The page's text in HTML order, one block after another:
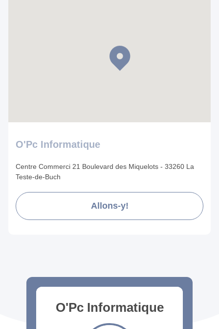
O'Pc Informatique
Centre Commerci 21 Boulevard des Miquelots - 33260 La
Teste-de-Buch
Allons-y!
O'Pc Informatique